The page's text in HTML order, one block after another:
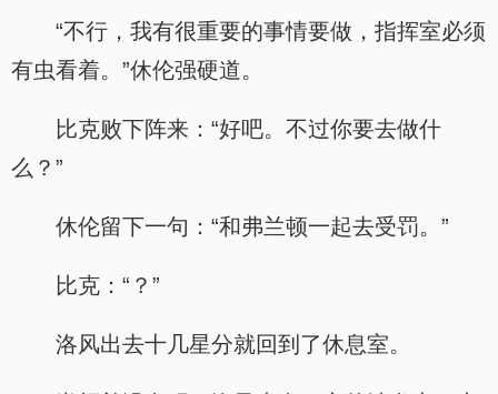
“不行，我有很重要的事情要做，指挥室必须
有虫看着。”休伦强硬道。
比克败下阵来：“好吧。不过你要去做什
么？”
休伦留下一句：“和弗兰顿一起去受罚。”
比克：“？”
洛风出去十几星分就回到了休息室。